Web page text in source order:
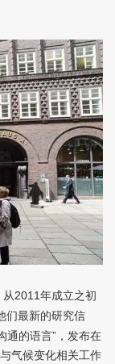
2011年成立之初
们最新的研究信
通的语言”，发布在
气候变化相关工作